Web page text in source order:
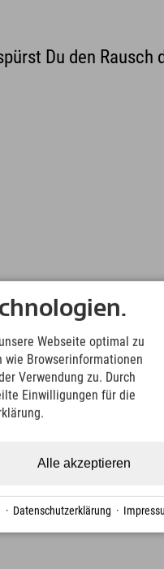
Du den Rausch
Webseite optimal zu
wie Browserinformationen
Verwendung zu. Durch
Einwilligungen für die
Alle akzeptieren
· Datenschutzerklärung ·